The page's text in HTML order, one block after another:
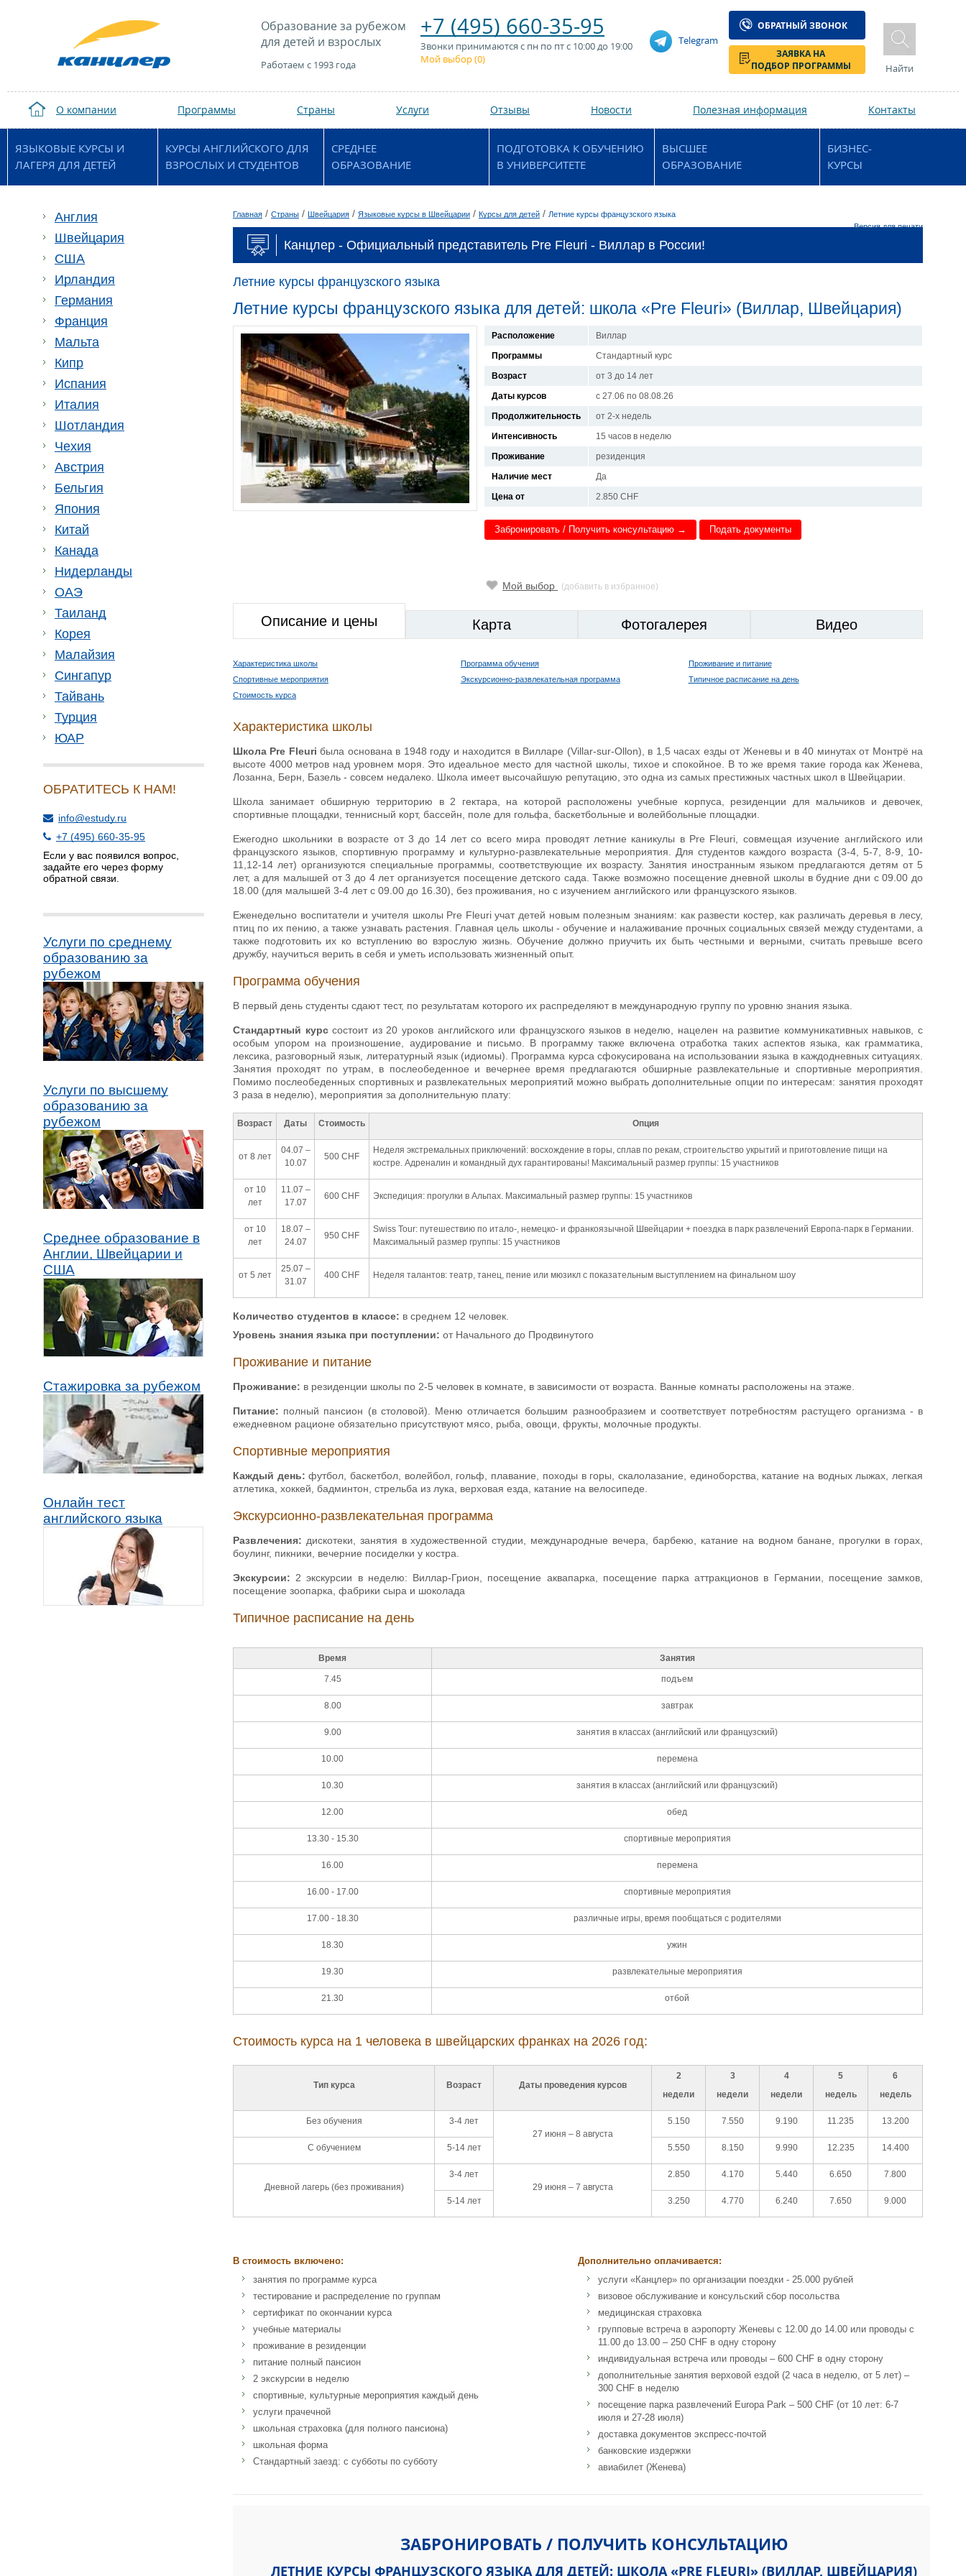
Образование за рубежом
для детей и взрослых
Работаем с 1993 года
+7 (495) 660-35-95
Звонки принимаются с пн по пт с 10:00 до 19:00
Мой выбор (0)
Telegram
ОБРАТНЫЙ ЗВОНОК
ЗАЯВКА НА
ПОДБОР ПРОГРАММЫ
Найти
О компании Программы Страны Услуги Отзывы Новости Полезная информация Контакты
ЯЗЫКОВЫЕ КУРСЫ И
ЛАГЕРЯ ДЛЯ ДЕТЕЙ
КУРСЫ АНГЛИЙСКОГО ДЛЯ
ВЗРОСЛЫХ И СТУДЕНТОВ
СРЕДНЕЕ
ОБРАЗОВАНИЕ
ПОДГОТОВКА К ОБУЧЕНИЮ
В УНИВЕРСИТЕТЕ
ВЫСШЕЕ
ОБРАЗОВАНИЕ
БИЗНЕС-
КУРСЫ
Англия
Швейцария
США
Ирландия
Германия
Франция
Мальта
Кипр
Испания
Италия
Шотландия
Чехия
Австрия
Бельгия
Япония
Китай
Канада
Нидерланды
ОАЭ
Таиланд
Корея
Малайзия
Сингапур
Тайвань
Турция
ЮАР
ОБРАТИТЕСЬ К НАМ!
info@estudy.ru
+7 (495) 660-35-95
Если у вас появился вопрос,
задайте его через форму
обратной связи.
Услуги по среднему
образованию за
рубежом
Услуги по высшему
образованию за
рубежом
Среднее образование в
Англии, Швейцарии и
США
Стажировка за рубежом
Онлайн тест
английского языка
Главная / Страны / Швейцария / Языковые курсы в Швейцарии / Курсы для детей / Летние курсы французского языка
Версия для печати
Канцлер - Официальный представитель Pre Fleuri - Виллар в России!
Летние курсы французского языка
Летние курсы французского языка для детей: школа «Pre Fleuri» (Виллар, Швейцария)
Расположение
Виллар
Программы
Стандартный курс
Возраст
от 3 до 14 лет
Даты курсов
с 27.06 по 08.08.26
Продолжительность
от 2-х недель
Интенсивность
15 часов в неделю
Проживание
резиденция
Наличие мест
Да
Цена от
2.850 CHF
Забронировать / Получить консультацию → Подать документы
Мой выбор (добавить в избранное)
Описание и цены Карта Фотогалерея Видео
Характеристика школы Программа обучения
Проживание и питание
Спортивные мероприятия
Экскурсионно-развлекательная программа
Типичное расписание на день
Стоимость курса
Характеристика школы
Школа Pre Fleuriбыла основана в 1948 году и находится в Вилларе (Villar-sur-Ollon), в 1,5 часах езды от Женевы и в 40 минутах от Монтрё на
высоте 4000 метров над уровнем моря. Это идеальное место для частной школы, тихое и спокойное. В то же время такие города как Женева,
Лозанна, Берн, Базель - совсем недалеко. Школа имеет высочайшую репутацию, это одна из самых престижных частных школ в Швейцарии.
Школа занимает обширную территорию в 2 гектара, на которой расположены учебные корпуса, резиденции для мальчиков и девочек,
спортивные площадки, теннисный корт, бассейн, поле для гольфа, баскетбольные и волейбольные площадки.
Ежегодно школьники в возрасте от 3 до 14 лет со всего мира проводят летние каникулы в Pre Fleuri, совмещая изучение английского или
французского языков, спортивную программу и культурно-развлекательные мероприятия. Для студентов каждого возраста (3-4, 5-7, 8-9, 10-
11,12-14 лет) организуются специальные программы, соответствующие их возрасту. Занятия иностранным языком предлагаются детям от 5
лет, а для малышей от 3 до 4 лет организуется посещение детского сада. Также возможно посещение дневной школы в будние дни с 09.00 до
18.00 (для малышей 3-4 лет с 09.00 до 16.30), без проживания, но с изучением английского или французского языков.
Еженедельно воспитатели и учителя школы Pre Fleuri учат детей новым полезным знаниям: как развести костер, как различать деревья в лесу,
птиц по их пению, а также узнавать растения. Главная цель школы - обучение и налаживание прочных социальных связей между студентами, а
также подготовить их ко вступлению во взрослую жизнь. Обучение должно приучить их быть честными и верными, считать превыше всего
дружбу, научиться верить в себя и уметь использовать жизненный опыт.
Программа обучения
В первый день студенты сдают тест, по результатам которого их распределяют в международную группу по уровню знания языка.
Стандартный курссостоит из 20 уроков английского или французского языков в неделю, нацелен на развитие коммуникативных навыков, с
особым упором на произношение, аудирование и письмо. В программу также включена отработка таких аспектов языка, как грамматика,
лексика, разговорный язык, литературный язык (идиомы). Программа курса сфокусирована на использовании языка в каждодневных ситуациях.
Занятия проходят по утрам, в послеобеденное и вечернее время предлагаются обширные развлекательные и спортивные мероприятия.
Помимо послеобеденных спортивных и развлекательных мероприятий можно выбрать дополнительные опции по интересам: занятия проходят
3 раза в неделю), мероприятия за дополнительную плату:
Возраст Даты Стоимость Опция
от 8 лет
04.07 –
10.07
500 CHF
Неделя экстремальных приключений: восхождение в горы, сплав по рекам, строительство укрытий и приготовление пищи на
костре. Адреналин и командный дух гарантированы! Максимальный размер группы: 15 участников
от 10
лет
11.07 –
17.07
600 CHF Экспедиция: прогулки в Альпах. Максимальный размер группы: 15 участников
от 10
лет
18.07 –
24.07
950 CHF
Swiss Tour: путешествию по итало-, немецко- и франкоязычной Швейцарии + поездка в парк развлечений Европа-парк в Германии.
Максимальный размер группы: 15 участников
от 5 лет
25.07 –
31.07
400 CHF Неделя талантов: театр, танец, пение или мюзикл с показательным выступлением на финальном шоу
Количество студентов в классе: в среднем 12 человек.
Уровень знания языка при поступлении: от Начального до Продвинутого
Проживание и питание
Проживание: в резиденции школы по 2-5 человек в комнате, в зависимости от возраста. Ванные комнаты расположены на этаже.
Питание: полный пансион (в столовой). Меню отличается большим разнообразием и соответствует потребностям растущего организма - в
ежедневном рационе обязательно присутствуют мясо, рыба, овощи, фрукты, молочные продукты.
Спортивные мероприятия
Каждый день: футбол, баскетбол, волейбол, гольф, плавание, походы в горы, скалолазание, единоборства, катание на водных лыжах, легкая
атлетика, хоккей, бадминтон, стрельба из лука, верховая езда, катание на велосипеде.
Экскурсионно-развлекательная программа
Развлечения: дискотеки, занятия в художественной студии, международные вечера, барбекю, катание на водном банане, прогулки в горах,
боулинг, пикники, вечерние посиделки у костра.
Экскурсии: 2 экскурсии в неделю: Виллар-Грион, посещение аквапарка, посещение парка аттракционов в Германии, посещение замков,
посещение зоопарка, фабрики сыра и шоколада
Типичное расписание на день
Время Занятия
7.45 подъем
8.00 завтрак
9.00 занятия в классах (английский или французский)
10.00 перемена
10.30 занятия в классах (английский или французский)
12.00 обед
13.30 - 15.30 спортивные мероприятия
16.00 перемена
16.00 - 17.00 спортивные мероприятия
17.00 - 18.30 различные игры, время пообщаться с родителями
18.30 ужин
19.30 развлекательные мероприятия
21.30 отбой
Стоимость курса на 1 человека в швейцарских франках на 2026 год:
Тип курса Возраст Даты проведения курсов
2
недели
3
недели
4
недели
5
недель
6
недель
Без обучения
3-4 лет
27 июня – 8 августа
5.150 7.550 9.190 11.235 13.200
С обучением 5-14 лет 5.550 8.150 9.990 12.235 14.400
Дневной лагерь (без проживания)
3-4 лет
29 июня – 7 августа
2.850 4.170 5.440 6.650 7.800
5-14 лет 3.250 4.770 6.240 7.650 9.000
В стоимость включено:
занятия по программе курса
тестирование и распределение по группам
сертификат по окончании курса
учебные материалы
проживание в резиденции
питание полный пансион
2 экскурсии в неделю
спортивные, культурные мероприятия каждый день
услуги прачечной
школьная страховка (для полного пансиона)
школьная форма
Стандартный заезд: с субботы по субботу
Дополнительно оплачивается:
услуги «Канцлер» по организации поездки - 25.000 рублей
визовое обслуживание и консульский сбор посольства
медицинская страховка
групповые встреча в аэропорту Женевы с 12.00 до 14.00 или проводы с
11.00 до 13.00 – 250 CHF в одну сторону
индивидуальная встреча или проводы – 600 CHF в одну сторону
дополнительные занятия верховой ездой (2 часа в неделю, от 5 лет) –
300 CHF в неделю
посещение парка развлечений Europa Park – 500 CHF (от 10 лет: 6-7
июля и 27-28 июля)
доставка документов экспресс-почтой
банковские издержки
авиабилет (Женева)
ЗАБРОНИРОВАТЬ / ПОЛУЧИТЬ КОНСУЛЬТАЦИЮ
ЛЕТНИЕ КУРСЫ ФРАНЦУЗСКОГО ЯЗЫКА ДЛЯ ДЕТЕЙ: ШКОЛА «PRE FLEURI» (ВИЛЛАР, ШВЕЙЦАРИЯ)